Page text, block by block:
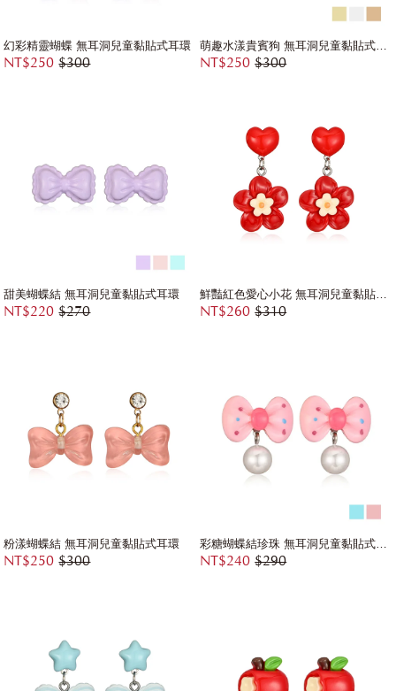
幻彩精靈蝴蝶 無耳洞兒童黏貼式耳環
NT$250 $300 NT$250 $300
甜美蝴蝶結 無耳洞兒童黏貼式耳環
NT$220 $270
鮮豔紅色愛心小花 無耳洞兒童黏貼式耳環
NT$260 $310
粉漾蝴蝶結 無耳洞兒童黏貼式耳環
NT$250 $300 NT$240 $290